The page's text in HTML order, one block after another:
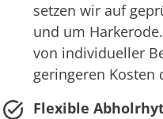
setzen wir auf
und um
von individueller
geringeren Kosten
Flexible